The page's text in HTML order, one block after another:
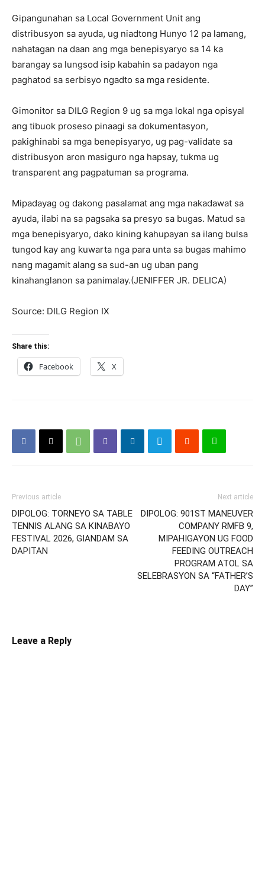
Gipangunahan sa Local Government Unit ang
distribusyon sa ayuda, ug niadtong Hunyo 12 pa lamang,
nahatagan na daan ang mga benepisyaryo sa 14 ka
barangay sa lungsod isip kabahin sa padayon nga
paghatod sa serbisyo ngadto sa mga residente.
Gimonitor sa DILG Region 9 ug sa mga lokal nga opisyal
ang tibuok proseso pinaagi sa dokumentasyon,
pakighinabi sa mga benepisyaryo, ug pag-validate sa
distribusyon aron masiguro nga hapsay, tukma ug
transparent ang pagpatuman sa programa.
Mipadayag og dakong pasalamat ang mga nakadawat sa
ayuda, ilabi na sa pagsaka sa presyo sa bugas. Matud sa
mga benepisyaryo, dako kining kahupayan sa ilang bulsa
tungod kay ang kuwarta nga para unta sa bugas mahimo
nang magamit alang sa sud-an ug uban pang
kinahanglanon sa panimalay.(JENIFFER JR. DELICA)
Source: DILG Region IX
Share this:
Facebook X
Previous article
DIPOLOG: TORNEYO SA TABLE
TENNIS ALANG SA KINABAYO
FESTIVAL 2026, GIANDAM SA
DAPITAN
Next article
DIPOLOG: 901ST MANEUVER
COMPANY RMFB 9,
MIPAHIGAYON UG FOOD
FEEDING OUTREACH
PROGRAM ATOL SA
SELEBRASYON SA “FATHER’S
DAY”
Leave a Reply